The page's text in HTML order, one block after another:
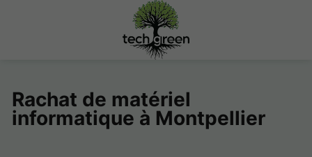
Rachat de matériel
informatique à Montpellier